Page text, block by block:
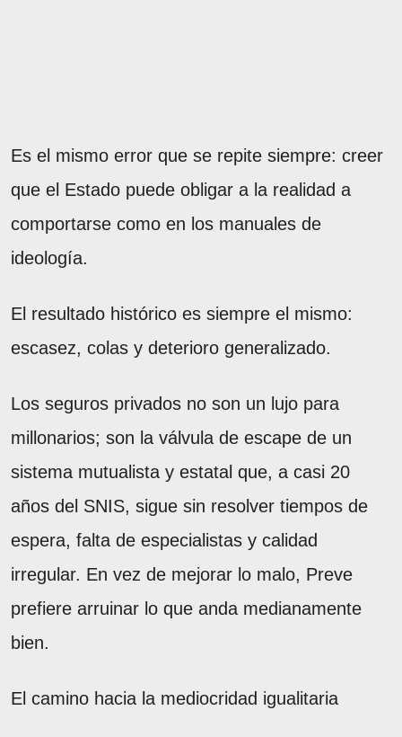
Es el mismo error que se repite siempre: creer
que el Estado puede obligar a la realidad a
comportarse como en los manuales de
ideología.
El resultado histórico es siempre el mismo:
escasez, colas y deterioro generalizado.
Los seguros privados no son un lujo para
millonarios; son la válvula de escape de un
sistema mutualista y estatal que, a casi 20
años del SNIS, sigue sin resolver tiempos de
espera, falta de especialistas y calidad
irregular. En vez de mejorar lo malo, Preve
prefiere arruinar lo que anda medianamente
bien.
El camino hacia la mediocridad igualitaria